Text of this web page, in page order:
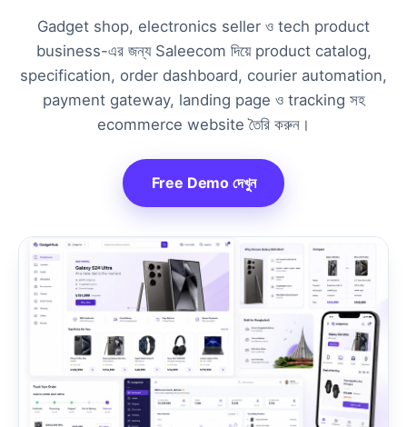
Gadget shop, electronics seller ও tech product
business-এর জন্য Saleecom দিয়ে product catalog,
specification, order dashboard, courier automation,
payment gateway, landing page ও tracking সহ
ecommerce website তৈরি করুন।
Free Demo দেখুন
আপনার নাম
ফোন নম্বর
চ্যাট শুরু করুন